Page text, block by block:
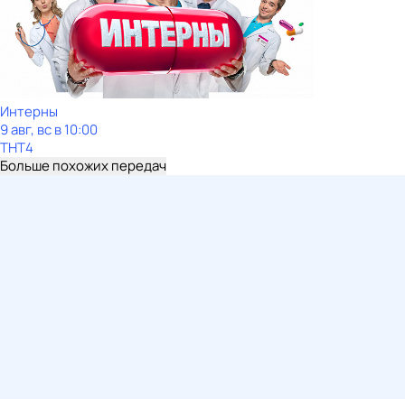
Интерны
9 авг, вс в 10:00
ТНТ4
Больше похожих передач